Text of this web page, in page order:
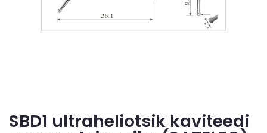
SBD1 ultraheliotsik kaviteedi